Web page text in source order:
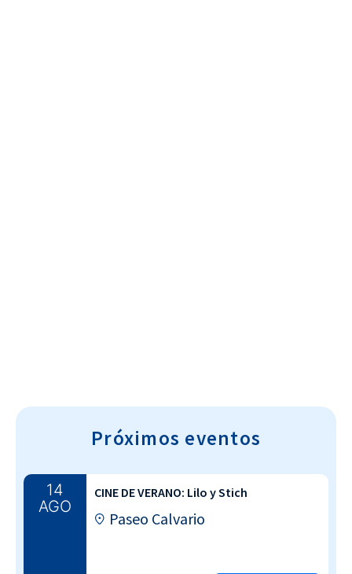
Próximos eventos
14
AGO
CINE DE VERANO: Lilo y Stich
Paseo Calvario